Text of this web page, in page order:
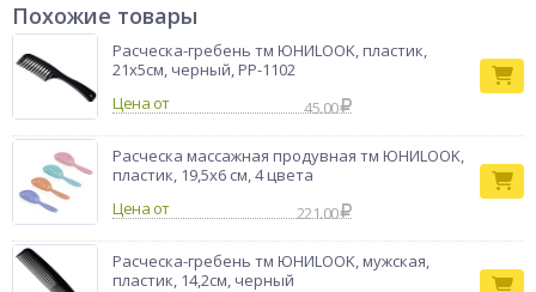
волосы. Расческа изготовлена из прочного пластика,
устойчивого к влаге и ежедневному использованию.
Эргономичная форма ручки обеспечивает удобный захват и
комфорт во время укладки. Расческа подходит для волос
различной длины и типа, включая густые и длинные волосы. В
Тип товара
Расческа
Бренд
ЮНИLOOK
Похожие товары
Расческа-гребень тм ЮНИLOOK, пластик,
21x5см, черный, РР-1102
Цена от
45.00
Расческа массажная продувная тм ЮНИLOOK,
пластик, 19,5х6 см, 4 цвета
Цена от
221.00
Расческа-гребень тм ЮНИLOOK, мужская,
пластик, 14,2см, черный